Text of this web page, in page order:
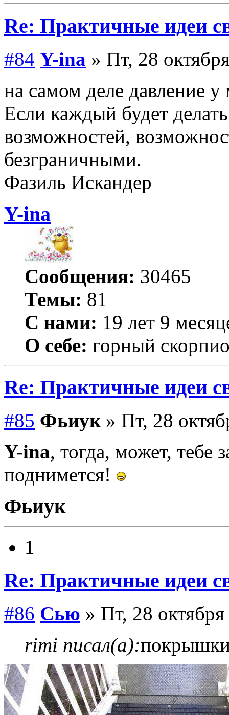
Re: Практичные идеи
#84 Y-ina » Пт, 28
на самом деле давление
Если каждый будет
возможностей,
безграничными.
Фазиль Искандер
Y-ina
Сообщения: 30465
Темы: 81
С нами: 19 лет 9
О себе: горный
Re: Практичные идеи
#85 Фьиук» Пт, 28
Y-ina, тогда, может, тебе
поднимется!
Фьиук
1
Re: Практичные идеи
#86 Сью » Пт, 28
rimi писал(а):